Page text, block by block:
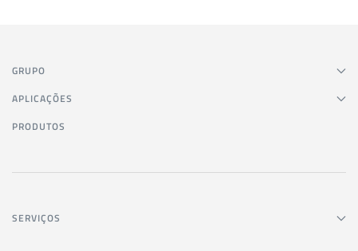
GRUPO
APLICAÇÕES
PRODUTOS
SERVIÇOS